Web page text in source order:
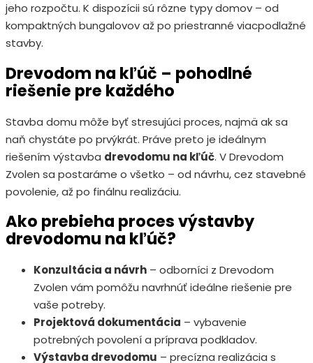
jeho rozpočtu. K dispozícii sú rôzne typy domov – od
kompaktných bungalovov až po priestranné viacpodlažné
stavby.
Drevodom na kľúč – pohodlné
riešenie pre každého
Stavba domu môže byť stresujúci proces, najmä ak sa
naň chystáte po prvýkrát. Práve preto je ideálnym
riešením výstavba drevodomu na kľúč. V Drevodom
Zvolen sa postaráme o všetko – od návrhu, cez stavebné
povolenie, až po finálnu realizáciu.
Ako prebieha proces výstavby
drevodomu na kľúč?
Konzultácia a návrh – odborníci z Drevodom
Zvolen vám pomôžu navrhnúť ideálne riešenie pre
vaše potreby.
Projektová dokumentácia – vybavenie
potrebných povolení a príprava podkladov.
Výstavba drevodomu – precízna realizácia s